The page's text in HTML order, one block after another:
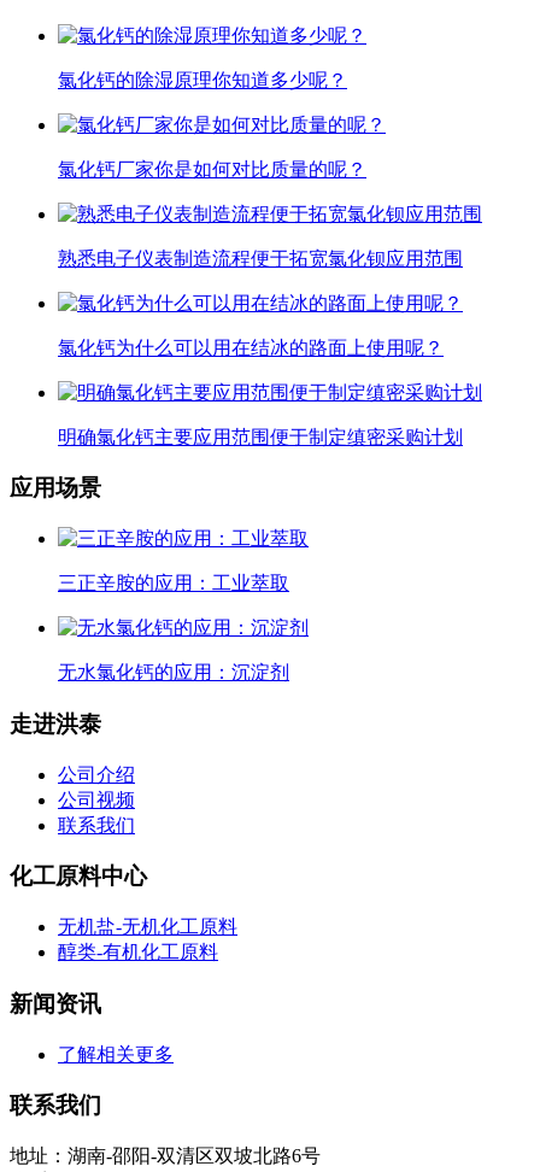
氯化钙的除湿原理你知道多少呢？
氯化钙厂家你是如何对比质量的呢？
熟悉电子仪表制造流程便于拓宽氯化钡应用范围
氯化钙为什么可以用在结冰的路面上使用呢？
明确氯化钙主要应用范围便于制定缜密采购计划
应用场景
三正辛胺的应用：工业萃取
无水氯化钙的应用：沉淀剂
走进洪泰
公司介绍
公司视频
联系我们
化工原料中心
无机盐-无机化工原料
醇类-有机化工原料
新闻资讯
了解相关更多
联系我们
地址：湖南-邵阳-双清区双坡北路6号